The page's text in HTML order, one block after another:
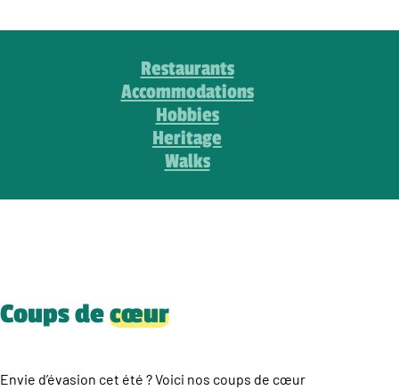
Restaurants
Accommodations
Hobbies
Heritage
Walks
Coups decœur
Envie d’évasion cet été ? Voici nos coups de cœur